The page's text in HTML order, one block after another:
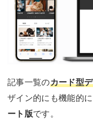
記事一覧のカード型
ザイン的にも機能的
ート版です。